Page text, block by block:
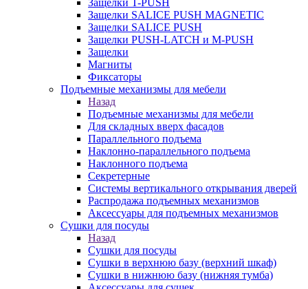
Защелки T-PUSH
Защелки SALICE PUSH MAGNETIC
Защелки SALICE PUSH
Защелки PUSH-LATCH и M-PUSH
Защелки
Магниты
Фиксаторы
Подъемные механизмы для мебели
Назад
Подъемные механизмы для мебели
Для складных вверх фасадов
Параллельного подъема
Наклонно-параллельного подъема
Наклонного подъема
Секретерные
Системы вертикального открывания дверей
Распродажа подъемных механизмов
Аксессуары для подъемных механизмов
Сушки для посуды
Назад
Сушки для посуды
Сушки в верхнюю базу (верхний шкаф)
Сушки в нижнюю базу (нижняя тумба)